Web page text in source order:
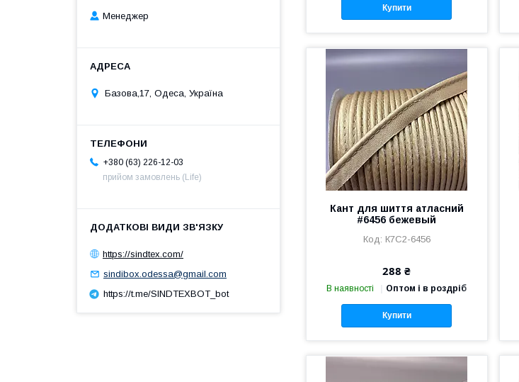
Купити
Кант для шиття атласний
#6456 бежевый
К7С2-6456
288 ₴
В наявності Оптом і в роздріб
Купити
Менеджер
Базова,17, Одеса, Україна
+380 (63) 226-12-03
прийом замовлень (Life)
https://sindtex.com/
sindibox.odessa@gmail.com
https://t.me/SINDTEXBOT_bot